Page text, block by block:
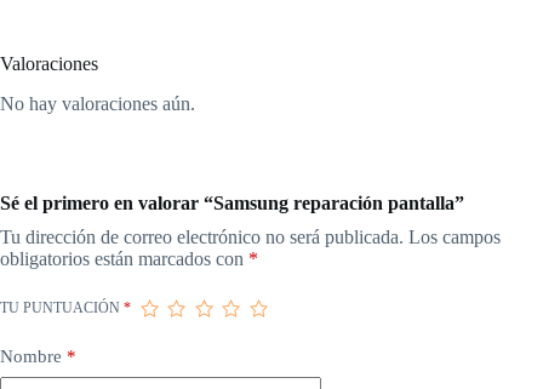
Valoraciones
No hay valoraciones aún.
Sé el primero en valorar “Samsung reparación pantalla”
Tu dirección de correo electrónico no será publicada. Los campos
obligatorios están marcados con *
TU PUNTUACIÓN *
Nombre *